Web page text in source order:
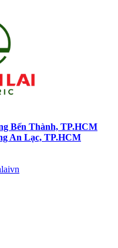
Bến Thành, TP.HCM
An Lạc, TP.HCM